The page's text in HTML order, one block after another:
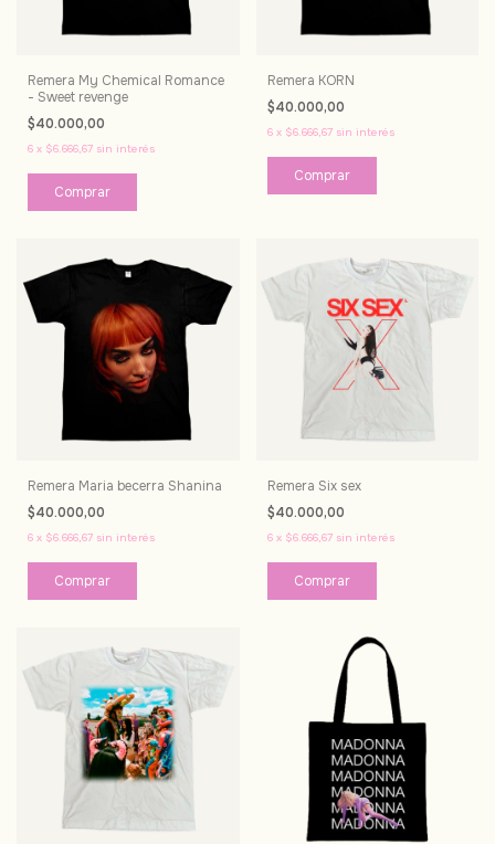
Remera My Chemical Romance
- Sweet revenge
$40.000,00
6 x $6.666,67 sin interés
Comprar
Remera KORN
$40.000,00
6 x $6.666,67 sin interés
Comprar
Remera Maria becerra Shanina
$40.000,00
6 x $6.666,67 sin interés
Comprar
Remera Six sex
$40.000,00
6 x $6.666,67 sin interés
Comprar